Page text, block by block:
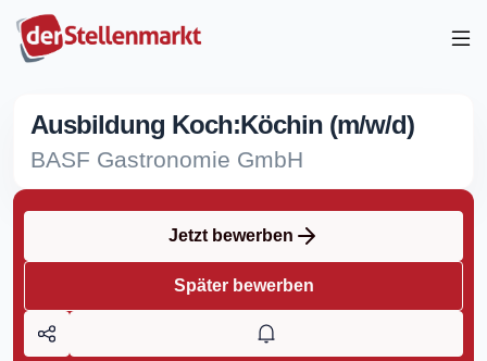
Ausbildung Koch:Köchin (m/w/d)
BASF Gastronomie GmbH
Jetzt bewerben
Später bewerben